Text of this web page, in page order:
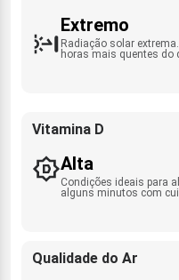
Extremo
Radiação solar
horas mais quentes do
Vitamina D
Alta
Condições ideais para
alguns minutos com
Qualidade do Ar